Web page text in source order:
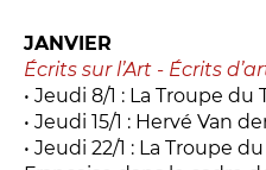
JANVIER
Écrits sur l’Art - Écrits
• Jeudi 8/1 : La Troupe
• Jeudi 15/1 : Hervé Van
• Jeudi 22/1 : La Troupe